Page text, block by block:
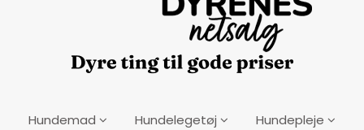
Hundemad Hundelegetøj Hundepleje